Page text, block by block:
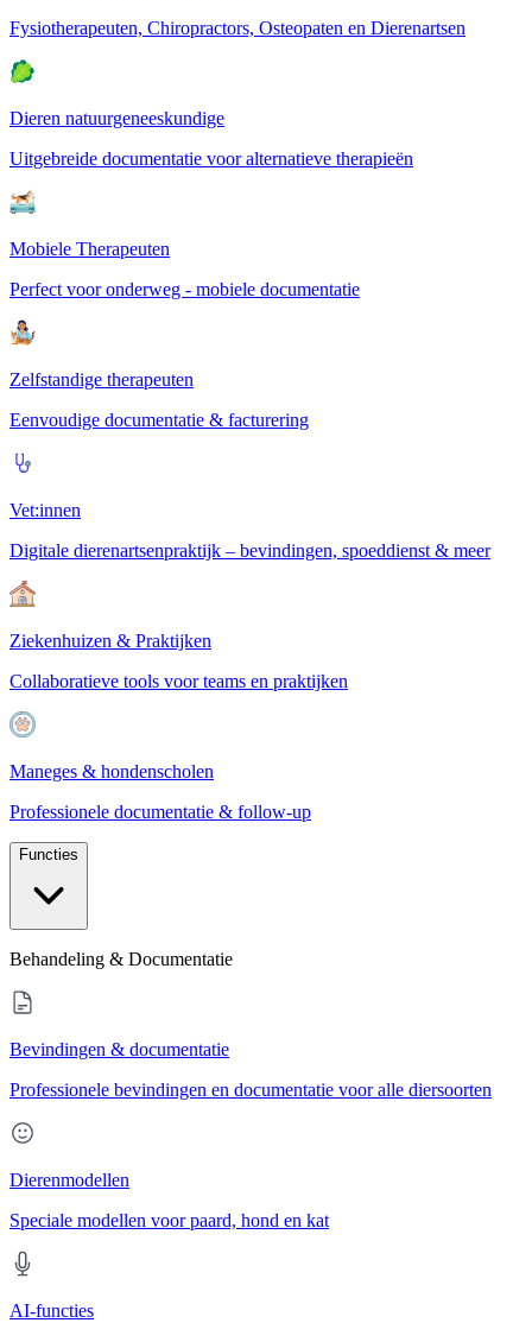
Fysiotherapeuten, Chiropractors, Osteopaten en Dierenartsen
Dieren natuurgeneeskundige
Uitgebreide documentatie voor alternatieve therapieën
Mobiele Therapeuten
Perfect voor onderweg - mobiele documentatie
Zelfstandige therapeuten
Eenvoudige documentatie & facturering
Vet:innen
Digitale dierenartsenpraktijk – bevindingen, spoeddienst & meer
Ziekenhuizen & Praktijken
Collaboratieve tools voor teams en praktijken
Maneges & hondenscholen
Professionele documentatie & follow-up
Functies
Behandeling & Documentatie
Bevindingen & documentatie
Professionele bevindingen en documentatie voor alle diersoorten
Dierenmodellen
Speciale modellen voor paard, hond en kat
AI-functies